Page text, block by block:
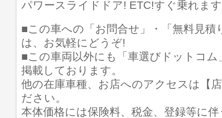
パワースライドドア! ETC!すぐ乗れま
■この車への「お問合せ」・「無料見積
は、お気軽にどうぞ!
■この車両以外にも「車選びドットコ
掲載しております。
他の在庫車種、お店へのアクセスは【
ださい。
本体価格には保険料、税金、登録等に